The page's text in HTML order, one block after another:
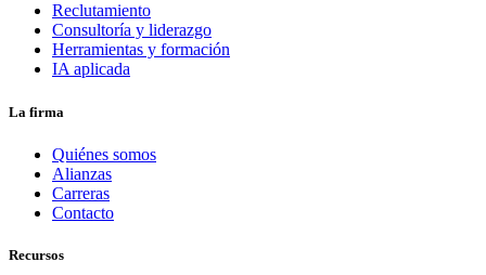
Reclutamiento
Consultoría y liderazgo
Herramientas y formación
IA aplicada
La firma
Quiénes somos
Alianzas
Carreras
Contacto
Recursos